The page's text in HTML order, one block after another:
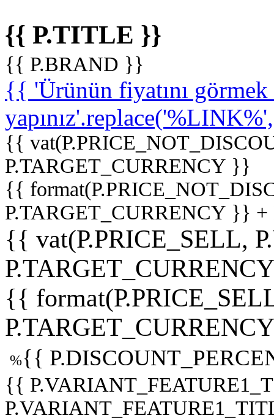
{{ P.TITLE }}
{{ P.BRAND }}
{{ 'Ürünün fiyatını
{{
P.TARGET_CURRENCY }}
{{
P.TARGET_CURRENCY }}
{{ vat(P.PRICE_SELL,
{{
%{{
{{